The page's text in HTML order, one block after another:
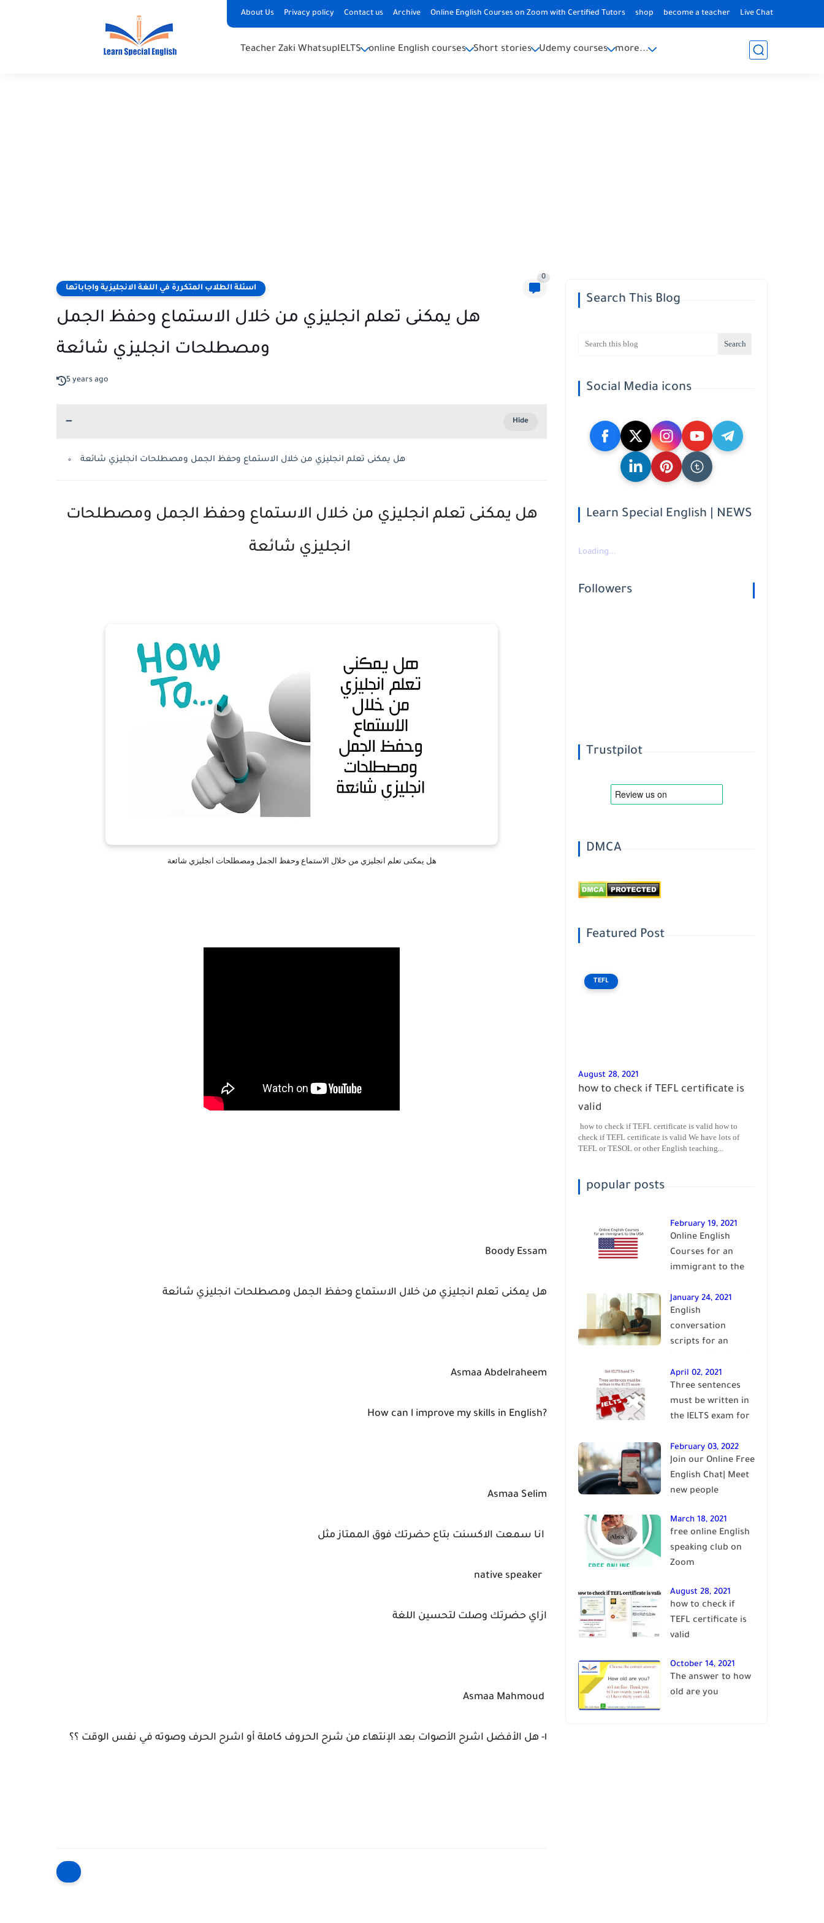
About Us Privacy policy Contact us Archive Online English Courses on Zoom with Certified Tutors shop become a teacher Live Chat
Teacher Zaki WhatsupIELTS online English courses Short stories Udemy courses more...
اسئلة الطلاب المتكررة في اللغة الانجليزية واجاباتها
0
هل يمكنى تعلم انجليزي من خلال الاستماع وحفظ الجمل
ومصطلحات انجليزي شائعة
5 years ago
هل يمكنى تعلم انجليزي من خلال الاستماع وحفظ الجمل ومصطلحات
هل يمكنى تعلم انجليزي من خلال الاستماع وحفظ الجمل ومصطلحات انجليزي شائعة
Boody Essam
هل يمكنى تعلم انجليزي من خلال الاستماع وحفظ الجمل ومصطلحات انجليزي شائعة
Asmaa Abdelraheem
How can l improve my skills in English?
Asmaa Selim
native speaker
ازاي حضرتك وصلت لتحسين اللغة
Asmaa Mahmoud
١- هل الأفضل اشرح الأصوات بعد الإنتهاء من شرح الحروف كاملة أو اشرح الحرف وصوته في نفس الوقت ؟؟
Search This Blog
Social Media icons
Learn Special English | NEWS
Loading...
Followers
Trustpilot
DMCA
Featured Post
TEFL
August 28, 2021
how to check if TEFL certificate is
valid
how to check if TEFL certificate is valid how to
check if TEFL certificate is valid We have lots of
TEFL or TESOL or other English teaching...
popular posts
February 19, 2021
Online English
Courses for an
immigrant to the
January 24, 2021
English
conversation
scripts for an
of English| learn
English
April 02, 2021
Three sentences
must be written in
the IELTS exam for
February 03, 2022
Join our Online Free
English Chat| Meet
new people
March 18, 2021
free online English
speaking club on
Zoom
August 28, 2021
how to check if
TEFL certificate is
valid
October 14, 2021
The answer to how
old are you